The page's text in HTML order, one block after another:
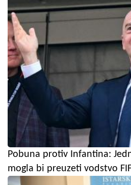
Pobuna protiv Infantina:
mogla bi preuzeti vodstvo